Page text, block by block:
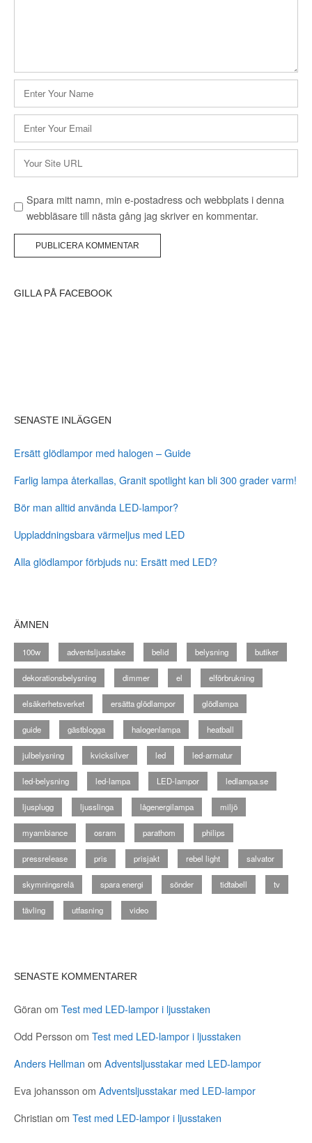
Namn
* Webbplats
Spara mitt namn, min e-postadress och webbplats i denna
webbläsare till nästa gång jag skriver en kommentar.
GILLA PÅ FACEBOOK
SENASTE INLÄGGEN
Ersätt glödlampor med halogen – Guide
Farlig lampa återkallas, Granit spotlight kan bli 300 grader varm!
Bör man alltid använda LED-lampor?
Uppladdningsbara värmeljus med LED
Alla glödlampor förbjuds nu: Ersätt med LED?
ÄMNEN
100w adventsljusstake belid belysning butiker
dekorationsbelysning dimmer el elförbrukning
elsäkerhetsverket ersätta glödlampor glödlampa
guide gästblogga halogenlampa heatball
julbelysning kvicksilver led led-armatur
led-belysning led-lampa LED-lampor ledlampa.se
ljusplugg ljusslinga lågenergilampa miljö
myambiance osram parathom philips
pressrelease pris prisjakt rebel light salvator
skymningsrelä spara energi sönder tidtabell tv
tävling utfasning video
SENASTE KOMMENTARER
Göran om Test med LED-lampor i ljusstaken
Odd Persson om Test med LED-lampor i ljusstaken
Anders Hellman om Adventsljusstakar med LED-lampor
Eva johansson om Adventsljusstakar med LED-lampor
Christian om Test med LED-lampor i ljusstaken